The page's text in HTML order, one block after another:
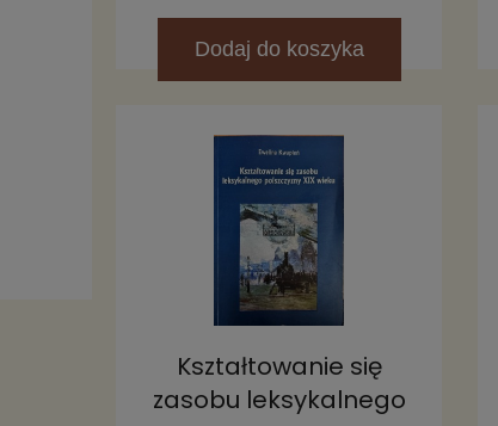
Dodaj do koszyka
Kształtowanie się
zasobu leksykalnego